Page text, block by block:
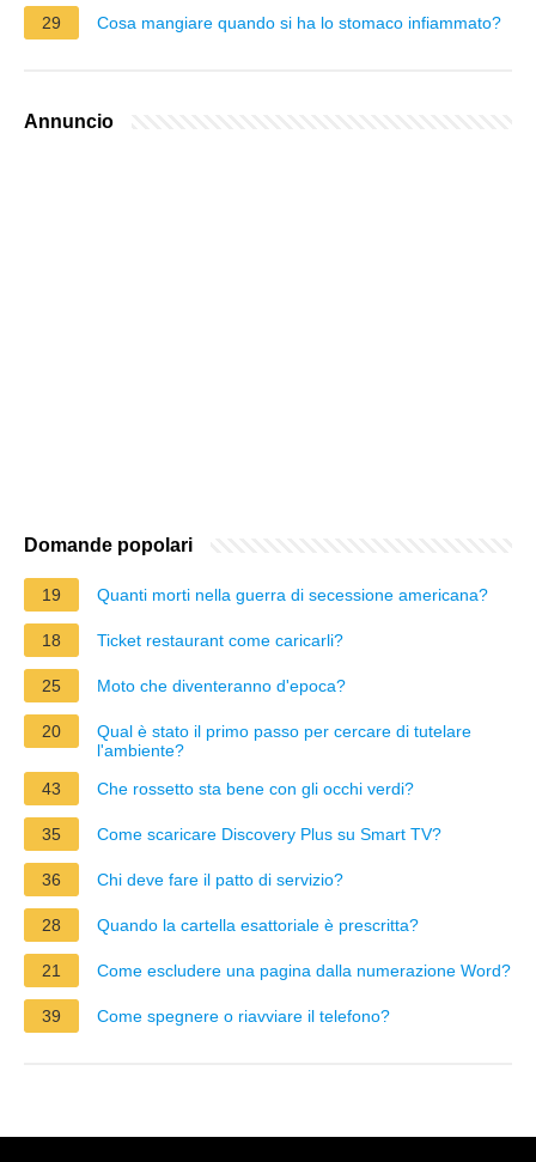
29 Cosa mangiare quando si ha lo stomaco infiammato?
Annuncio
Domande popolari
19 Quanti morti nella guerra di secessione americana?
18 Ticket restaurant come caricarli?
25 Moto che diventeranno d'epoca?
20
Qual è stato il primo passo per cercare di tutelare
l'ambiente?
43
Che rossetto sta bene con gli occhi verdi?
35 Come scaricare Discovery Plus su Smart TV?
36 Chi deve fare il patto di servizio?
28 Quando la cartella esattoriale è prescritta?
21 Come escludere una pagina dalla numerazione Word?
39 Come spegnere o riavviare il telefono?